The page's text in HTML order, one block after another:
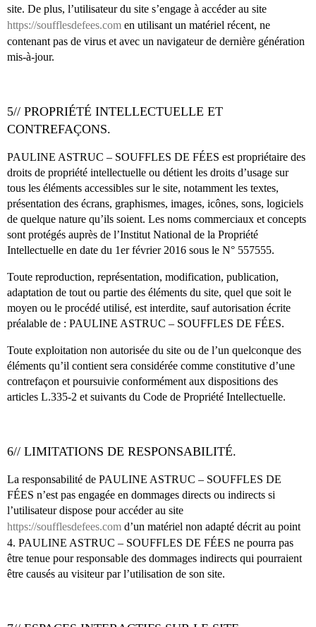
site. De plus, l’utilisateur du site s’engage à accéder au site
https://soufflesdefees.com en utilisant un matériel récent, ne
contenant pas de virus et avec un navigateur de dernière génération
mis-à-jour.
5// PROPRIÉTÉ INTELLECTUELLE ET
CONTREFAÇONS.
PAULINE ASTRUC – SOUFFLES DE FÉES est propriétaire des
droits de propriété intellectuelle ou détient les droits d’usage sur
tous les éléments accessibles sur le site, notamment les textes,
présentation des écrans, graphismes, images, icônes, sons, logiciels
de quelque nature qu’ils soient. Les noms commerciaux et concepts
sont protégés auprès de l’Institut National de la Propriété
Intellectuelle en date du 1er février 2016 sous le N° 557555.
Toute reproduction, représentation, modification, publication,
adaptation de tout ou partie des éléments du site, quel que soit le
moyen ou le procédé utilisé, est interdite, sauf autorisation écrite
préalable de : PAULINE ASTRUC – SOUFFLES DE FÉES.
Toute exploitation non autorisée du site ou de l’un quelconque des
éléments qu’il contient sera considérée comme constitutive d’une
contrefaçon et poursuivie conformément aux dispositions des
articles L.335-2 et suivants du Code de Propriété Intellectuelle.
6// LIMITATIONS DE RESPONSABILITÉ.
La responsabilité de PAULINE ASTRUC – SOUFFLES DE
FÉES n’est pas engagée en dommages directs ou indirects si
l’utilisateur dispose pour accéder au site
https://soufflesdefees.com d’un matériel non adapté décrit au point
4. PAULINE ASTRUC – SOUFFLES DE FÉES ne pourra pas
être tenue pour responsable des dommages indirects qui pourraient
être causés au visiteur par l’utilisation de son site.